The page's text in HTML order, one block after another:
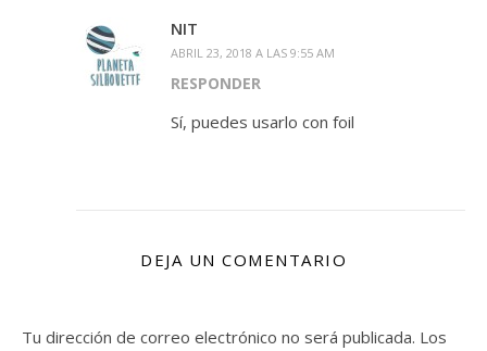
NIT
ABRIL 23, 2018 A LAS 9:55 AM
RESPONDER
Sí, puedes usarlo con foil
DEJA UN COMENTARIO
Tu dirección de correo electrónico no será publicada. Los